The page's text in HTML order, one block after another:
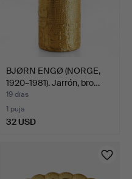
BJØRN ENGØ (NORGE,
1920–1981). Jarrón, bro…
19 días
1 puja
32 USD